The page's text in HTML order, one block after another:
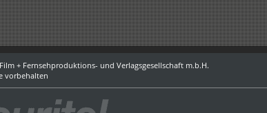
+ Fernsehproduktions- und Verlagsgesellschaft m.b.H.
vorbehalten